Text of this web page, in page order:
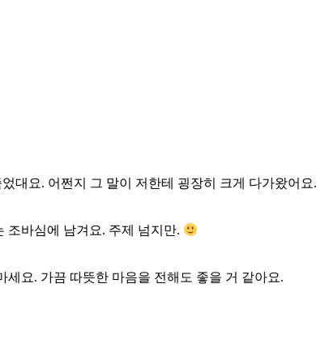
대요. 어쩐지 그 말이 저한테 굉장히 크게 다가왔어요.
조바심에 남겨요. 주제 넘지만.
요. 가끔 따뜻한 마음을 전해도 좋을 거 같아요.